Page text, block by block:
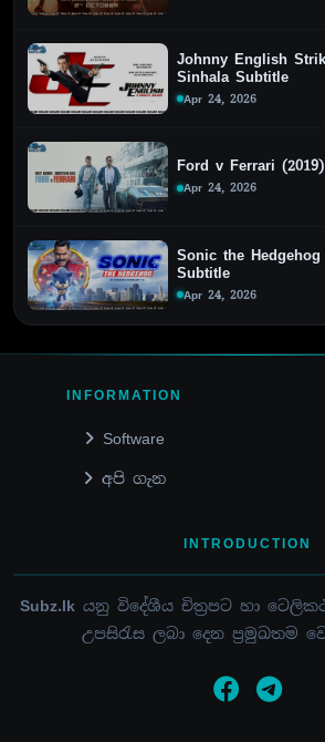
Johnny English
Sinhala Subtitle
Apr 24, 2026
Ford v Ferrari
Apr 24, 2026
Sonic the
Subtitle
Apr 24, 2026
INFORMATION
Software
අපි ගැන
INTRODUCTION
Subz.lk යනු විදේශීය චිත්‍රපට හා
උපසිරැස ලබා දෙන ප්‍රමුඛතම